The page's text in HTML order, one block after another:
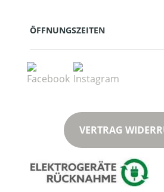
ÖFFNUNGSZEITEN
VERTRAG